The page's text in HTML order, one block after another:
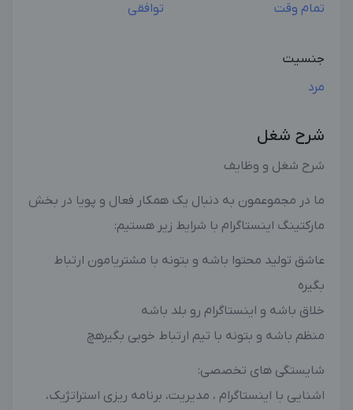
تمام وقت
توافقی
جنسیت
مرد
شرح شغل
شرح شغل و وظایف
ما در مجموعمون به دنبال یک همکار فعال و پویا در بخش
مارکتینگ اینستاگرام با شرایط زیر هستیم:
عاشق تولید محتوا باشه و بتونه با مشتریامون ارتباط
بگیره
خلاق باشه و اینستاگرام رو بلد باشه
منظم باشه و بتونه با تیم ارتباط خوبی بگیرهچ
شایستگی های تخصصی:
اشنایی با اینستاگرام ، مدیریت، برنامه ریزی استراتژیک،